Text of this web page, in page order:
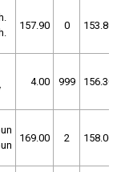
157.90 0 153.80
4.00 999 156.30
169.00 2 158.00